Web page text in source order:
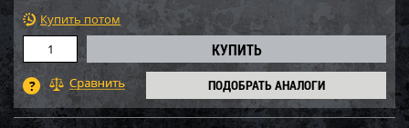
Купить потом
ПОДОБРАТЬ АНАЛОГИ